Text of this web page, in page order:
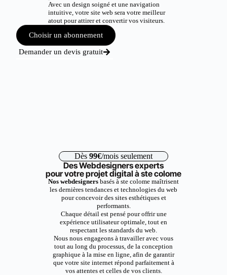
Avec un design soigné et une navigation
intuitive, votre site web sera votre meilleur
atout pour attirer et convertir vos visiteurs.
Choisir un abonnement
Demander un devis gratuit
Dès 99€/mois seulement
Des Webdesigners experts
pour votre projet digital à ste colome
Nos webdesigners basés à ste colome maîtrisent
les dernières tendances et technologies du web
pour concevoir des sites esthétiques et
performants.
Chaque détail est pensé pour offrir une
expérience utilisateur optimale, tout en
respectant les standards du web.
Nous nous engageons à travailler avec vous
tout au long du processus, de la conception
graphique à la mise en ligne, afin de garantir
que votre site internet répond parfaitement à
vos attentes et celles de vos clients.